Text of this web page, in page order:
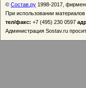
© Состав.ру 1998-2017,
При использовании
тел/факс: +7 (495) 230 0597
Администрация Sostav.ru